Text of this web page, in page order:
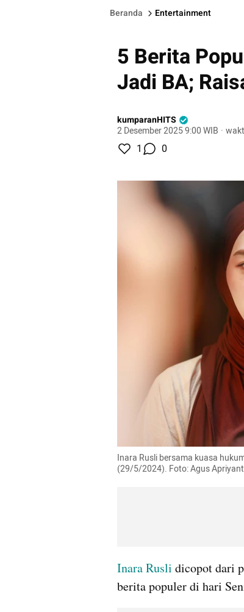
Beranda Entertainment
5 Berita
Jadi BA;
kumparanHITS
2 Desember 2025 9:00 WIB ·
1 0
Inara Rusli bersama kuasa
(29/5/2024). Foto: Agus
Inara Rusli dicopot dari
berita populer di hari